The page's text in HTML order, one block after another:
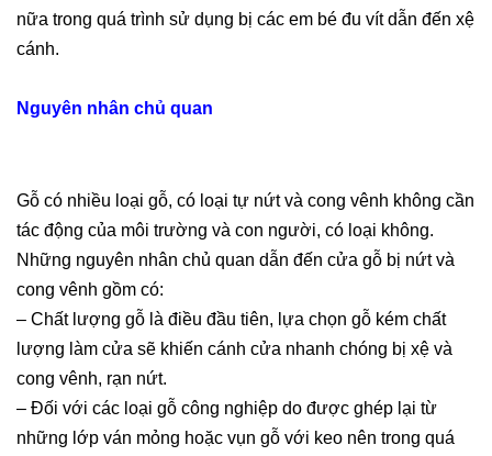
nữa trong quá trình sử dụng bị các em bé đu vít dẫn đến xệ
cánh.
Nguyên nhân chủ quan
Gỗ có nhiều loại gỗ, có loại tự nứt và cong vênh không cần
tác động của môi trường và con người, có loại không.
Những nguyên nhân chủ quan dẫn đến cửa gỗ bị nứt và
cong vênh gồm có:
– Chất lượng gỗ là điều đầu tiên, lựa chọn gỗ kém chất
lượng làm cửa sẽ khiến cánh cửa nhanh chóng bị xệ và
cong vênh, rạn nứt.
– Đối với các loại gỗ công nghiệp do được ghép lại từ
những lớp ván mỏng hoặc vụn gỗ với keo nên trong quá